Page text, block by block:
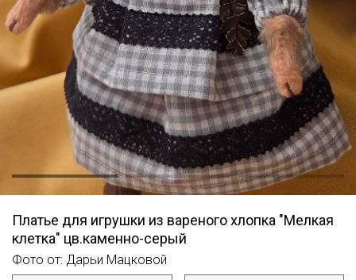
Платье для игрушки из вареного хлопка "Мелкая
клетка" цв.каменно-серый
Фото от: Дарьи Мацковой